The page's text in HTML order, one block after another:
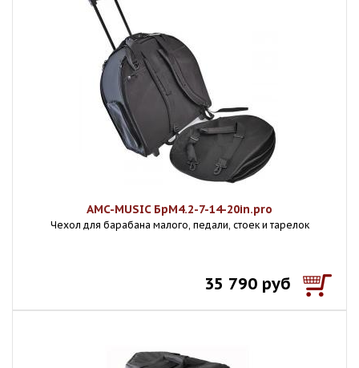
AMC-MUSIC БрМ4.2-7-14-20in.pro
Чехол для барабана малого, педали, стоек и тарелок
35 790 руб